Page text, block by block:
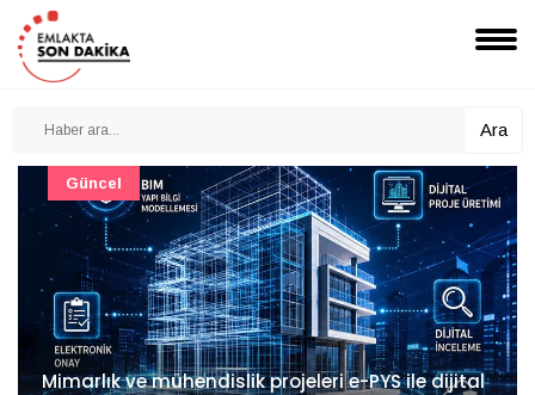
Ara
Mimarlık ve mühendislik projeleri e-PYS ile dijital
Güncel